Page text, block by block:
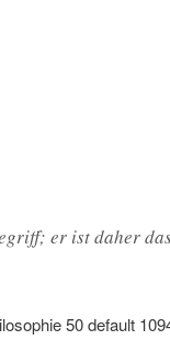
er ist daher
50default